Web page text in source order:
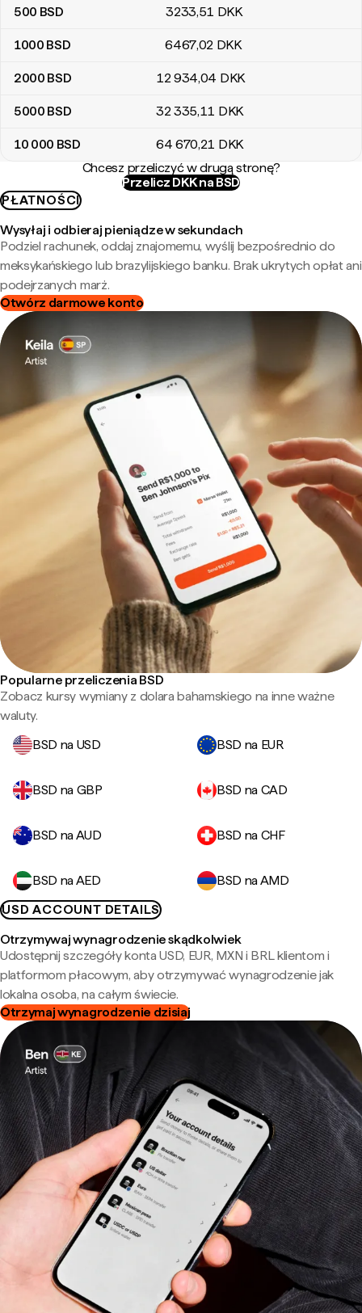
500 BSD 3233,51 DKK
1000 BSD 6467,02 DKK
2000 BSD 12 934,04 DKK
5000 BSD 32 335,11 DKK
10 000 BSD 64 670,21 DKK
Chcesz przeliczyć w drugą stronę?
Przelicz DKK na BSD
PŁATNOŚCI
Wysyłaj i odbieraj pieniądze w sekundach
Podziel rachunek, oddaj znajomemu, wyślij bezpośrednio do
meksykańskiego lub brazylijskiego banku. Brak ukrytych opłat ani
podejrzanych marż.
Otwórz darmowe konto
Popularne przeliczenia BSD
Zobacz kursy wymiany z dolara bahamskiego na inne ważne
waluty.
BSD na USD
BSD na EUR
BSD na GBP BSD na CAD
BSD na AUD BSD na CHF
BSD na AED
BSD na AMD
USD ACCOUNT DETAILS
Otrzymywaj wynagrodzenie skądkolwiek
Udostępnij szczegóły konta USD, EUR, MXN i BRL klientom i
platformom płacowym, aby otrzymywać wynagrodzenie jak
lokalna osoba, na całym świecie.
Otrzymaj wynagrodzenie dzisiaj